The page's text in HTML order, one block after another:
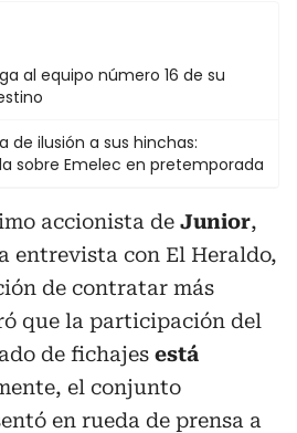
al equipo número 16 de su
de ilusión a sus hinchas:
sobre Emelec en pretemporada
accionista de Junior,
entrevista con El Heraldo,
de contratar más
que la participación del
de fichajes está
el conjunto
en rueda de prensa a